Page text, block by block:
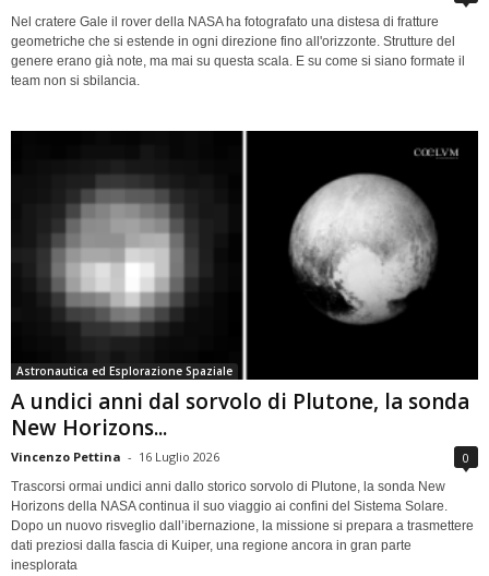
Nel cratere Gale il rover della NASA ha fotografato una distesa di fratture
geometriche che si estende in ogni direzione fino all'orizzonte. Strutture del
genere erano già note, ma mai su questa scala. E su come si siano formate il
team non si sbilancia.
Astronautica ed Esplorazione Spaziale
A undici anni dal sorvolo di Plutone, la sonda
New Horizons...
Vincenzo Pettina - 16 Luglio 2026 0
Trascorsi ormai undici anni dallo storico sorvolo di Plutone, la sonda New
Horizons della NASA continua il suo viaggio ai confini del Sistema Solare.
Dopo un nuovo risveglio dall’ibernazione, la missione si prepara a trasmettere
dati preziosi dalla fascia di Kuiper, una regione ancora in gran parte
inesplorata